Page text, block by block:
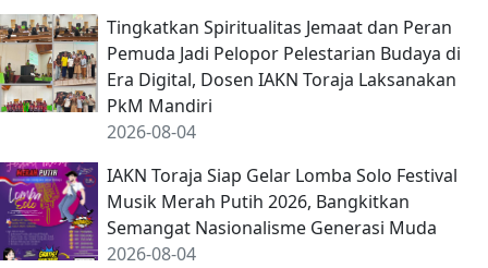
Tingkatkan Spiritualitas Jemaat dan Peran
Pemuda Jadi Pelopor Pelestarian Budaya di
Era Digital, Dosen IAKN Toraja Laksanakan
PkM Mandiri
2026-08-04
IAKN Toraja Siap Gelar Lomba Solo Festival
Musik Merah Putih 2026, Bangkitkan
Semangat Nasionalisme Generasi Muda
2026-08-04